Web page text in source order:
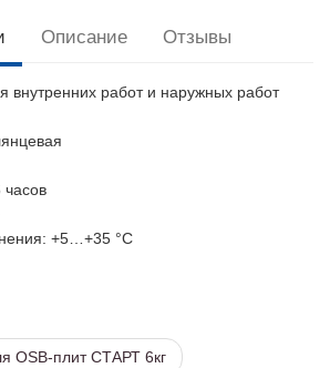
Описание Отзывы
внутренних работ и наружных работ
часов
: +5…+35 °С
OSB-плит СТАРТ 6кг